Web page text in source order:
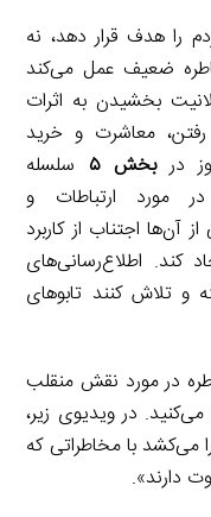
را هدف قرار دهد، نه
ضعیف عمل می‌کند
‌بخشیدن به اثرات
معاشرت و خرید
دربخش ۵
سلسله
مورد ارتباطات و
آن‌ها اجتناب از کاربرد
کند. اطلاع‌رسانی‌های
و تلاش کنند تابوهای
در مورد نقش منقلب
در ویدیوی زیر،
می‌کشد با مخاطراتی که
دارند».